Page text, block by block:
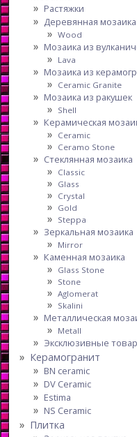
Растяжки
Деревянная мозаика
Wood
Мозаика из
Lava
Мозаика из
Ceramic Granite
Мозаика из ракушек
Shell
Керамическая
Ceramic
Ceramo Stone
Стеклянная мозаика
Classic
Glass
Crystal
Gold
Steppa
Зеркальная мозаика
Mirror
Каменная мозаика
Glass Stone
Stone
Aglomerat
Skalini
Металлическая
Metall
Эксклюзивные
Керамогранит
BN ceramic
DV Ceramic
Estima
NS Ceramic
Плитка